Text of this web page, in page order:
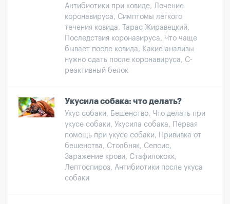
Антибиотики при ковиде, Лечение
коронавируса, Симптомы легкого
течения ковида, Тарас Жиравецкий,
Последствия коронавируса, Что чаще
бывает после ковида, Какие анализы
нужно сдать после коронавируса, С-
реактивный белок
Укусила собака: что делать?
Укус собаки, Бешенство, Что делать при
укусе собаки, Укусила собака, Первая
помощь при укусе собаки, Прививка от
бешенства, Столбняк, Сепсис,
Заражение крови, Стафилококк,
Лептоспироз, Антибиотики после укуса
собаки